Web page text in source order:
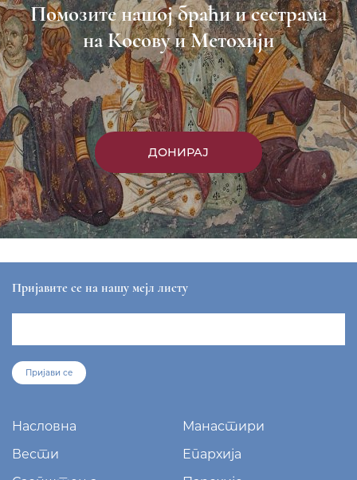
Помозите нашој браћи и сестрама
на Косову и Метохији
ДОНИРАЈ
Пријавите се на нашу мејл листу
Пријави се
Насловна
Манастири
Вести
Епархија